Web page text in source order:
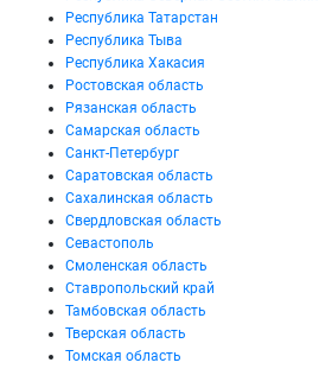
Республика Татарстан
Республика Тыва
Республика Хакасия
Ростовская область
Рязанская область
Самарская область
Санкт-Петербург
Саратовская область
Сахалинская область
Свердловская область
Севастополь
Смоленская область
Ставропольский край
Тамбовская область
Тверская область
Томская область